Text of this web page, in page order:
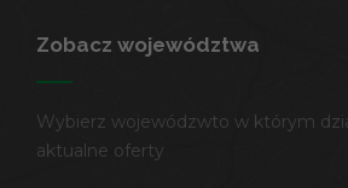
Zobacz województwa
Wybierz wojewódzwto w którym
aktualne oferty